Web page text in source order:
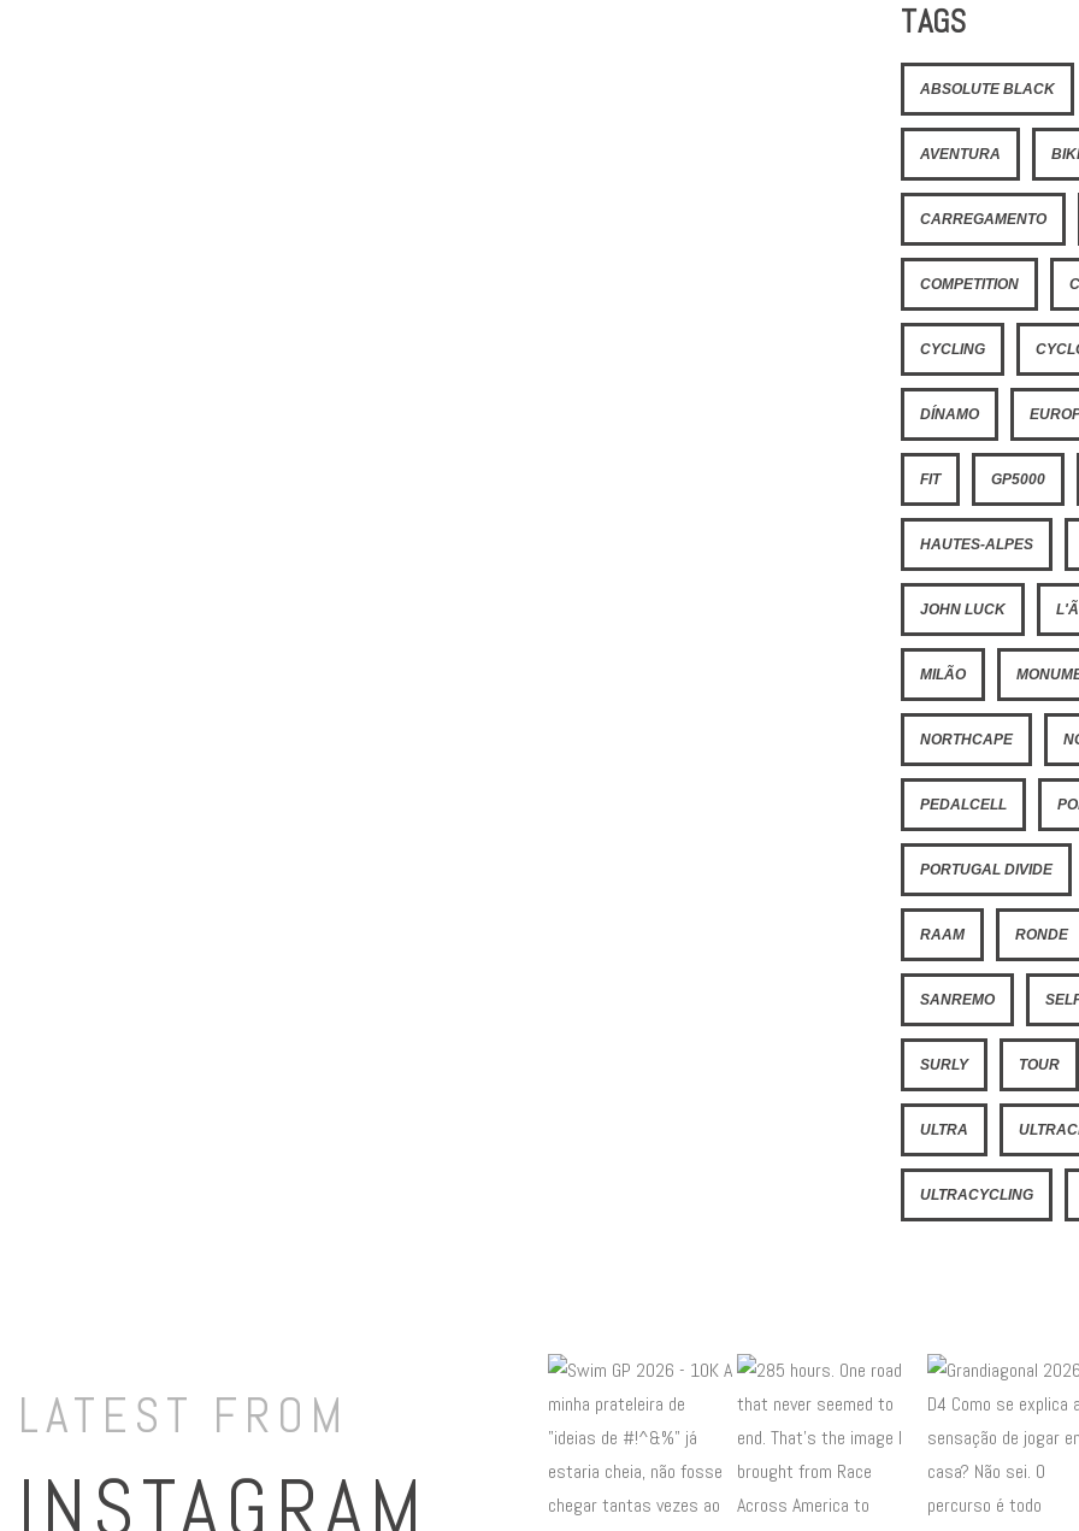
TAGS
ABSOLUTE BLACK
AVENTURA
CARREGAMENTO
COMPETITION
CYCLING
DÍNAMO
FIT GP5000
HAUTES-ALPES
JOHN LUCK
MILÃO
NORTHCAPE
PEDALCELL
PORTUGAL DIVIDE
RAAM RONDE
SANREMO
SURLY TOUR
ULTRA
ULTRACYCLING
LATEST FROM
INSTAGRAM